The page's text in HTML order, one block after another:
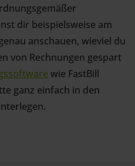
dir beispielsweise am
anschauen, wieviel du
von Rechnungen gespart
wie FastBill
ganz einfach in den